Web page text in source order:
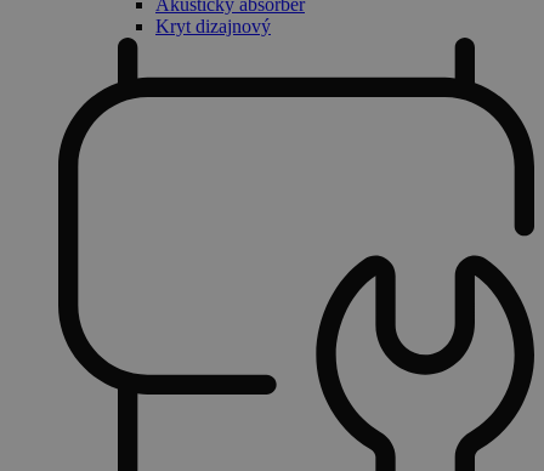
Akustický absorbér
Kryt dizajnový